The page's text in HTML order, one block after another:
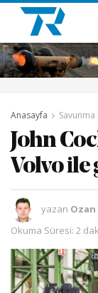
Anasayfa Savunma
John
Volvo ile
yazan
Okuma Süresi: 2